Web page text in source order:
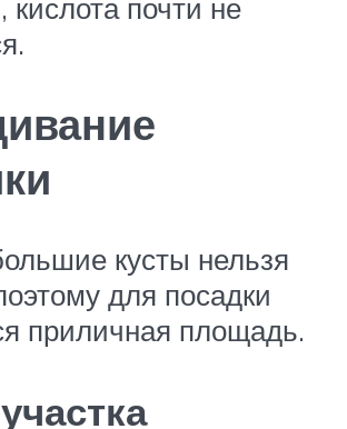
кислота почти не
кусты нельзя
для посадки
приличная площадь.